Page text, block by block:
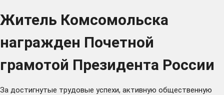
Житель Комсомольска
награжден Почетной
грамотой Президента России
За достигнутые трудовые успехи, активную общественную